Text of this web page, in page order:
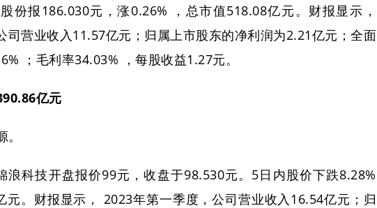
份报186.030元，涨0.26% ，总市值518.08亿元。财报显示，
司营业收入11.57亿元；归属上市股东的净利润为2.21亿元；全面
；毛利率34.03% ，每股收益1.27元。
亿元
浪科技开盘报价99元，收盘于98.530元。5日内股价下跌8.28%
元。财报显示， 2023年第一季度，公司营业收入16.54亿元；归